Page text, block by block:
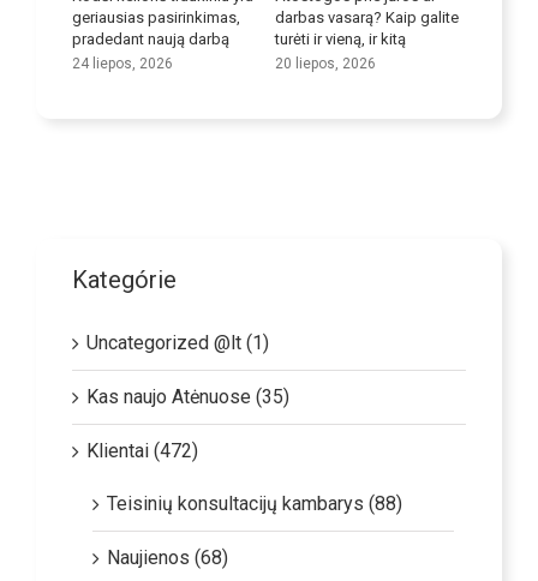
geriausias pasirinkimas,
pradedant naują darbą
24 liepos, 2026
darbas vasarą? Kaip galite
turėti ir vieną, ir kitą
20 liepos, 2026
Kategórie
Uncategorized @lt (1)
Kas naujo Atėnuose (35)
Klientai (472)
Teisinių konsultacijų kambarys (88)
Naujienos (68)